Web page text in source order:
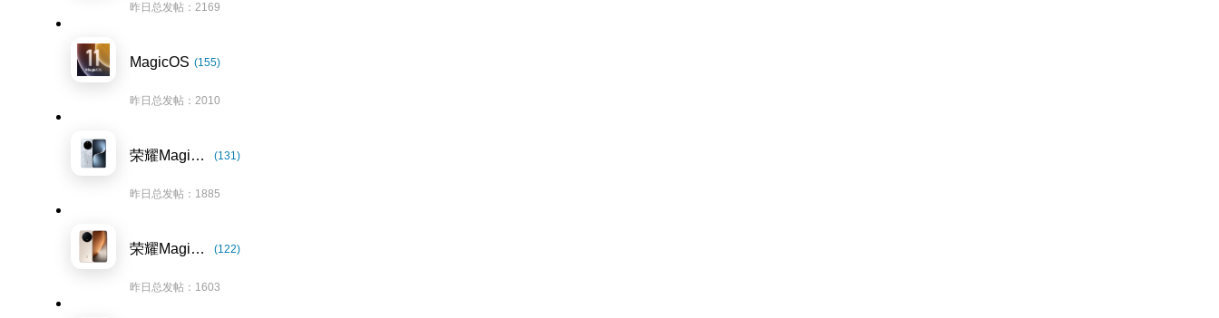
昨日总发帖：2169
MagicOS (155)
昨日总发帖：2010
荣耀Magic7系列 (131)
昨日总发帖：1885
荣耀Magic8系列 (122)
昨日总发帖：1603